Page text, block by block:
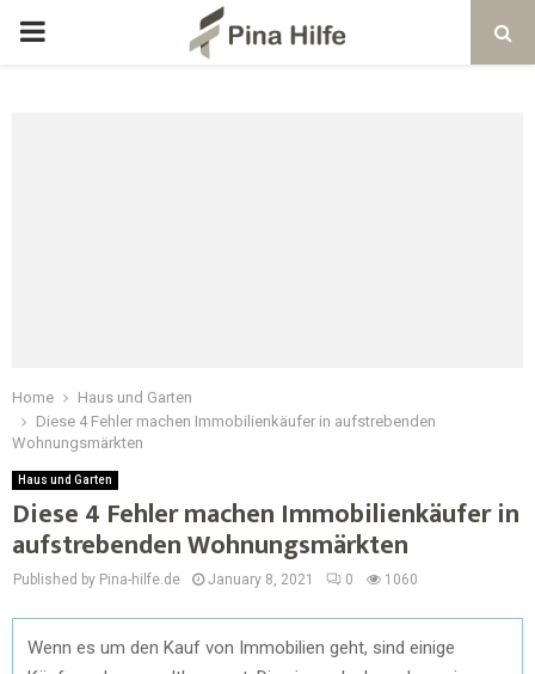
Home
Haus und Garten
Diese 4 Fehler machen Immobilienkäufer in aufstrebenden
Wohnungsmärkten
Haus und Garten
Diese 4 Fehler machen Immobilienkäufer in
aufstrebenden Wohnungsmärkten
Published by Pina-hilfe.de January 8, 2021 0 1060
Wenn es um den Kauf von Immobilien geht, sind einige